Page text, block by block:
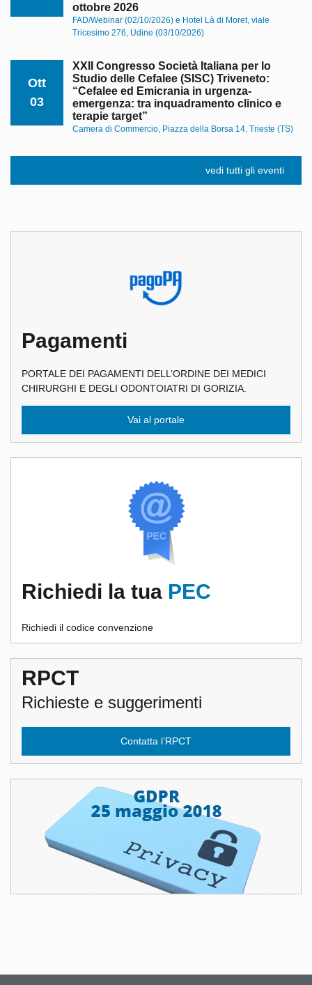
ottobre 2026
FAD/Webinar (02/10/2026) e Hotel Là di Moret, viale
Tricesimo 276, Udine (03/10/2026)
Ott
03
XXII Congresso Società Italiana per lo
Studio delle Cefalee (SISC) Triveneto:
“Cefalee ed Emicrania in urgenza-
emergenza: tra inquadramento clinico e
terapie target”
Camera di Commercio, Piazza della Borsa 14, Trieste (TS)
vedi tutti gli eventi
Pagamenti
PORTALE DEI PAGAMENTI DELL’ORDINE DEI MEDICI
CHIRURGHI E DEGLI ODONTOIATRI DI GORIZIA.
Vai al portale
Richiedi la tua PEC
Richiedi il codice convenzione
RPCT
Richieste e suggerimenti
Contatta l’RPCT